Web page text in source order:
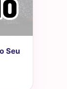
Seu